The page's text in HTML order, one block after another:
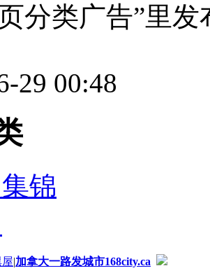
分类广告”里
29 00:48
锦
|加拿大一路发城市168city.ca